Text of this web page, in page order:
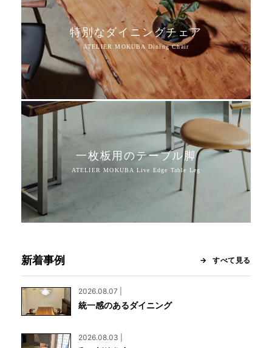
特別なダイニングチェア
一枚板用のテーブル脚
新着事例 すべて見る
2026.08.07 |
統一感のあるダイニング
2026.08.03 |